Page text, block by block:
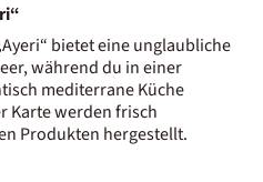
bietet eine unglaubliche
während du in einer
mediterrane Küche
Karte werden frisch
Produkten hergestellt.